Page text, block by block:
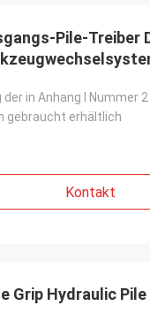
Treiber Dual Pump Flow
der in Anhang I Nummer
gebraucht erhältlich
Kontakt
Grip Hydraulic